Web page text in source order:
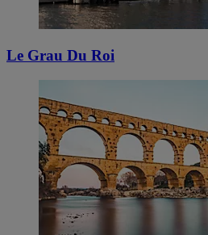
Le Grau Du Roi